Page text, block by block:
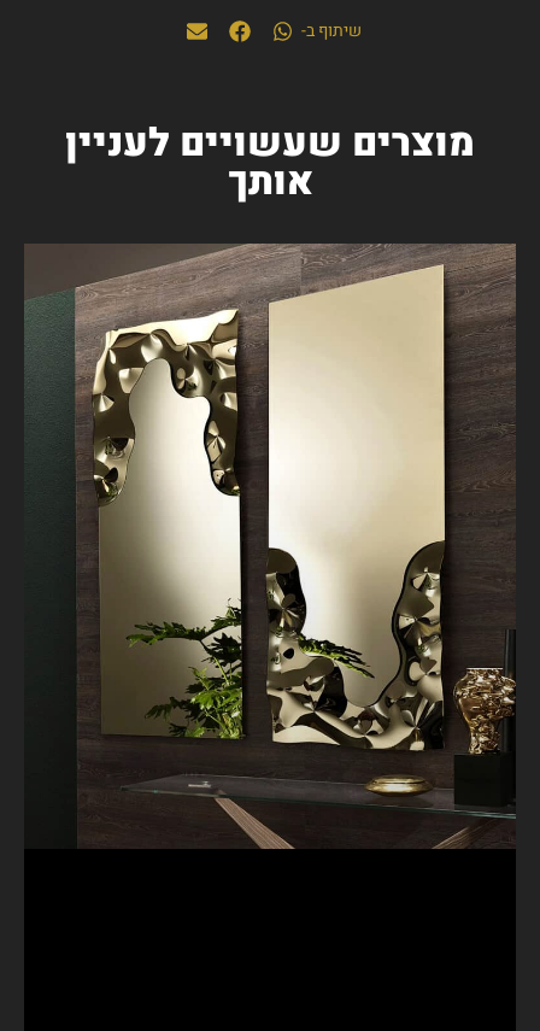
שיתוף ב-
מוצרים שעשויים לעניין
אותך